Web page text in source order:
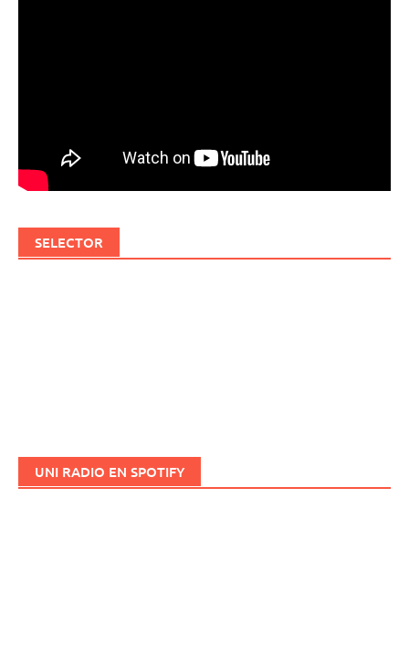
SELECTOR
UNI RADIO EN SPOTIFY